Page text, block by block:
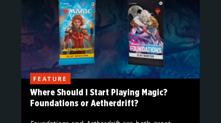
FEATURE
Where Should I Start Playing Magic?
Foundations or Aetherdrift?